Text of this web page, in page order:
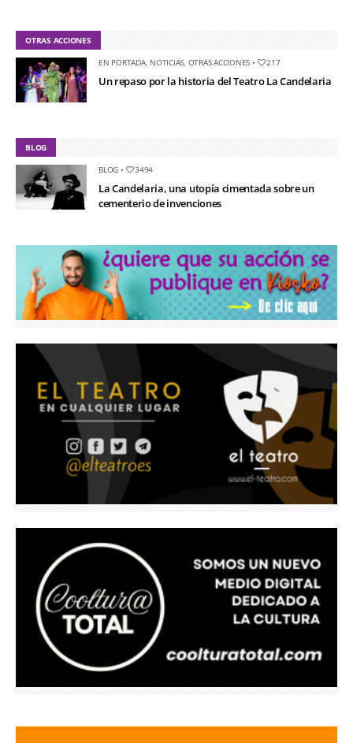
OTRAS ACCIONES
EN PORTADA, NOTICIAS OTRAS ACCIONES • 217
Un repaso por la historia del Teatro La Candelaria
BLOG
BLOG • 3494
La Candelaria, una utopía cimentada sobre un
cementerio de invenciones